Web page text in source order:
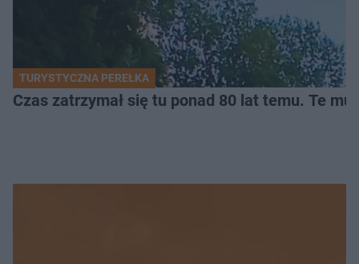
TURYSTYCZNA PEREŁKA
Czas zatrzymał się tu ponad 80 lat temu. Te